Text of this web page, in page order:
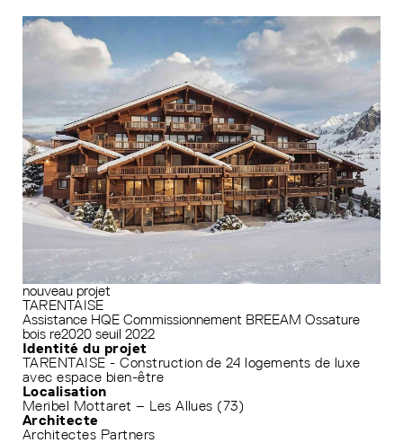
nouveau projet
TARENTAISE
Assistance HQE Commissionnement BREEAM Ossature
bois re2020 seuil 2022
Identité du projet
TARENTAISE - Construction de 24 logements de luxe
avec espace bien-être
Localisation
Meribel Mottaret – Les Allues (73)
Architecte
Architectes Partners